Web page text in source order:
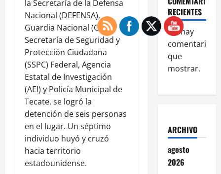
la Secretaría de la Defensa
Nacional (DEFENSA),
Guardia Nacional (GN),
Secretaría de Seguridad y
Protección Ciudadana
(SSPC) Federal, Agencia
Estatal de Investigación
(AEI) y Policía Municipal de
Tecate, se logró la
detención de seis personas
en el lugar. Un séptimo
individuo huyó y cruzó
hacia territorio
estadounidense.
RECIENTES
No hay
comentarios
que
mostrar.
ARCHIVO
agosto
2026